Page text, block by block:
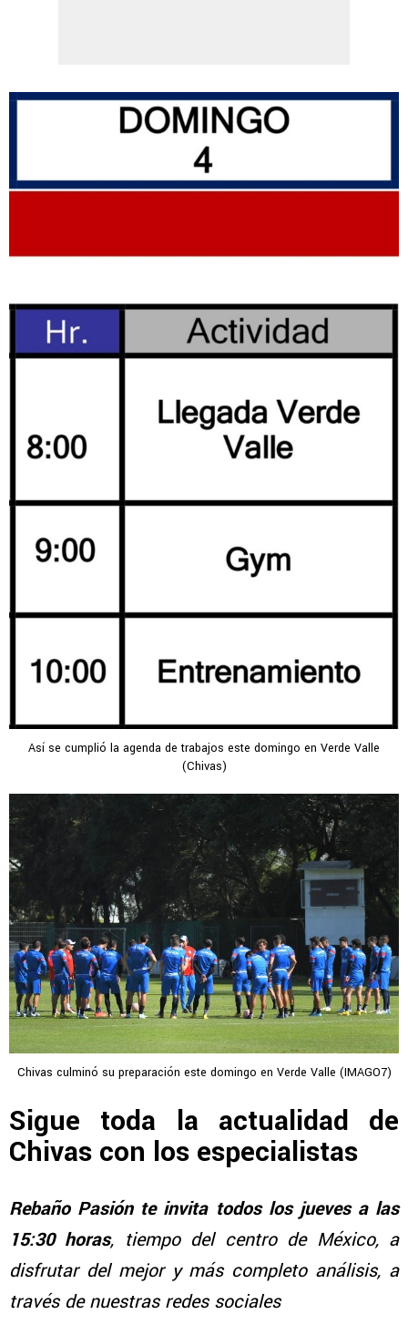
Así se cumplió la agenda de trabajos este domingo en Verde Valle
(Chivas)
Chivas culminó su preparación este domingo en Verde Valle (IMAGO7)
Sigue toda la actualidad de
Chivas con los especialistas
Rebaño Pasión te invita todos los jueves a las
15:30 horas, tiempo del centro de México, a
disfrutar del mejor y más completo análisis, a
través de nuestras redes sociales